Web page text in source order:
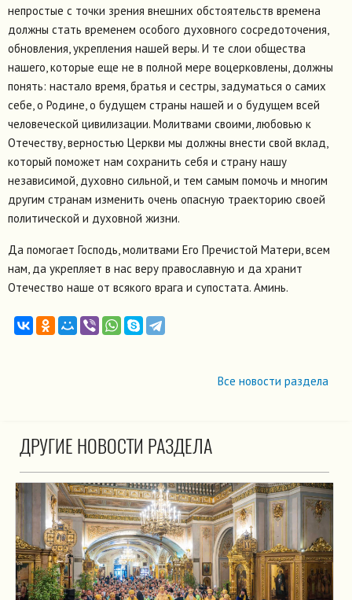
непростые с точки зрения внешних обстоятельств времена
должны стать временем особого духовного сосредоточения,
обновления, укрепления нашей веры. И те слои общества
нашего, которые еще не в полной мере воцерковлены, должны
понять: настало время, братья и сестры, задуматься о самих
себе, о Родине, о будущем страны нашей и о будущем всей
человеческой цивилизации. Молитвами своими, любовью к
Отечеству, верностью Церкви мы должны внести свой вклад,
который поможет нам сохранить себя и страну нашу
независимой, духовно сильной, и тем самым помочь и многим
другим странам изменить очень опасную траекторию своей
политической и духовной жизни.
Да помогает Господь, молитвами Его Пречистой Матери, всем
нам, да укрепляет в нас веру православную и да хранит
Отечество наше от всякого врага и супостата. Аминь.
Все новости раздела
ДРУГИЕ НОВОСТИ РАЗДЕЛА